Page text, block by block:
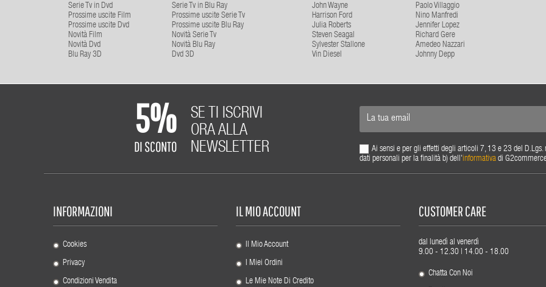
Serie Tv in Dvd
Serie Tv in Blu Ray
Prossime uscite Film
Prossime uscite Serie Tv
Prossime uscite Dvd
Prossime uscite Blu Ray
Novità Film
Novità Serie Tv
Novità Dvd
Novità Blu Ray
Blu Ray 3D
Dvd 3D
John Wayne
Paolo Villaggio
Harrison Ford
Nino Manfredi
Julia Roberts
Jennifer Lopez
Steven Seagal
Richard Gere
Sylvester Stallone
Amedeo Nazzari
Vin Diesel
Johnny Depp
5%
DI SCONTO
SE TI ISCRIVI
ORA ALLA
NEWSLETTER
Ai sensi e per gli effetti degli articoli 7, 13 e 23 del
dati personali per la finalità b) dell'informativadi
INFORMAZIONI
Cookies
Privacy
Condizioni Vendita
IL MIO ACCOUNT
Il Mio Account
I Miei Ordini
Le Mie Note Di Credito
CUSTOMER CARE
dal lunedì al venerdì
9.00 - 12.30 | 14.00 - 18.00
Chatta Con Noi